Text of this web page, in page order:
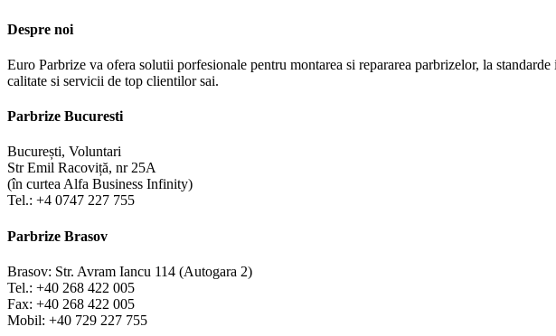
Despre noi
Euro Parbrize va ofera solutii porfesionale pentru montarea si repararea parbrizelor, la
calitate si servicii de top clientilor sai.
Parbrize Bucuresti
București, Voluntari
Str Emil Racoviță, nr 25A
(în curtea Alfa Business Infinity)
Tel.: +4 0747 227 755
Parbrize Brasov
Brasov: Str. Avram Iancu 114 (Autogara 2)
Tel.: +40 268 422 005
Fax: +40 268 422 005
Mobil: +40 729 227 755